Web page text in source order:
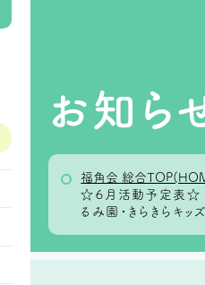
お知ら
福角会 総合
☆６月活動予定表☆ -
るみ園・きらきらキ